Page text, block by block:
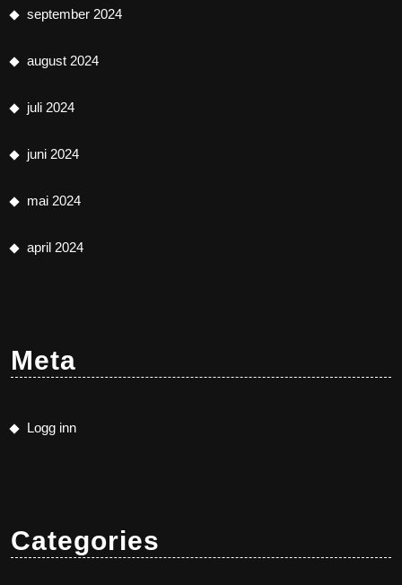
september 2024
august 2024
juli 2024
juni 2024
mai 2024
april 2024
Meta
Logg inn
Categories